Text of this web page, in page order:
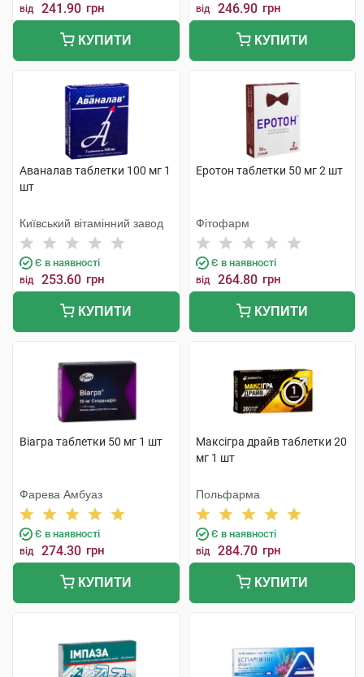
від 241.90 грн
КУПИТИ
від 246.90 грн
КУПИТИ
Аваналав таблетки 100 мг 1
шт
Київський вітамінний завод
Є в наявності
від 253.60 грн
КУПИТИ
Еротон таблетки 50 мг 2 шт
Фітофарм
Є в наявності
від 264.80 грн
КУПИТИ
Віагра таблетки 50 мг 1 шт
Фарева Амбуаз
Є в наявності
від 274.30 грн
КУПИТИ
Максігра драйв таблетки 20
мг 1 шт
Польфарма
Є в наявності
від 284.70 грн
КУПИТИ